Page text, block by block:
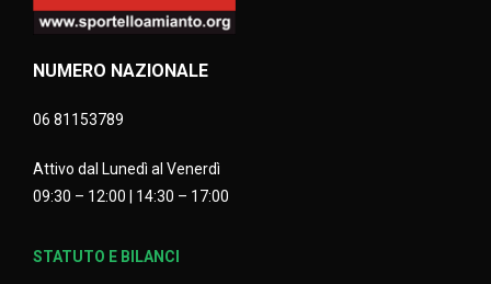
NUMERO NAZIONALE
06 81153789
Attivo dal Lunedì al Venerdì
09:30 – 12:00 | 14:30 – 17:00
STATUTO E BILANCI